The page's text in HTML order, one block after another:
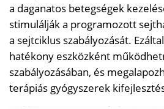
a daganatos betegségek
stimulálják a programozott
a sejtciklus szabályozását.
hatékony eszközként
szabályozásában, és
terápiás gyógyszerek